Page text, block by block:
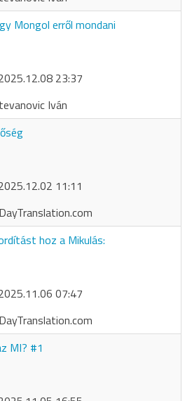
Mongol erről mondani
23:37
Iván
11:11
hoz a Mikulás:
07:47
MI? #1